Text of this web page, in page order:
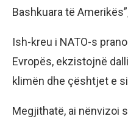
Bashkuara të
Ish-kreu i NATO-s
Evropës, ekzistojnë
klimën dhe çështjet e
Megjithatë, ai nënvizoi